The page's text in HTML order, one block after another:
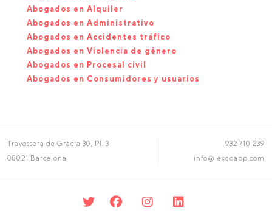
Abogados en Alquiler
Abogados en Administrativo
Abogados en Accidentes tráfico
Abogados en Violencia de género
Abogados en Procesal civil
Abogados en Consumidores y usuarios
Travessera de Gràcia 30, Pl. 3
08021 Barcelona
932 710 239
info@lexgoapp.com